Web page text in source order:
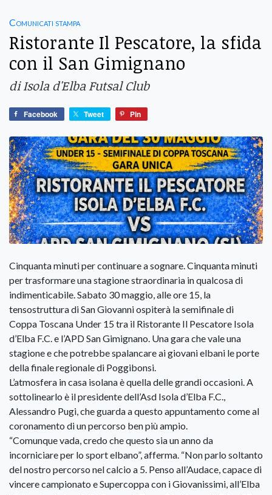
Comunicati stampa
Ristorante Il Pescatore, la sfida
con il San Gimignano
di Isola d'Elba Futsal Club
Facebook Tweet Pin
Cinquanta minuti per continuare a sognare. Cinquanta minuti
per trasformare una stagione straordinaria in qualcosa di
indimenticabile. Sabato 30 maggio, alle ore 15, la
tensostruttura di San Giovanni ospiterà la semifinale di
Coppa Toscana Under 15 tra il Ristorante Il Pescatore Isola
d’Elba F.C. e l’APD San Gimignano. Una gara che vale una
stagione e che potrebbe spalancare ai giovani elbani le porte
della finale regionale di Poggibonsi.
L’atmosfera in casa isolana è quella delle grandi occasioni. A
sottolinearlo è il presidente dell’Asd Isola d’Elba F.C.,
Alessandro Pugi, che guarda a questo appuntamento come al
coronamento di un percorso ben più ampio.
“Comunque vada, credo che questo sia un anno da
incorniciare per lo sport elbano”, afferma. “Non parlo soltanto
del nostro percorso nel calcio a 5. Penso all’Audace, capace di
vincere campionato e Supercoppa con i Giovanissimi, all’Elba